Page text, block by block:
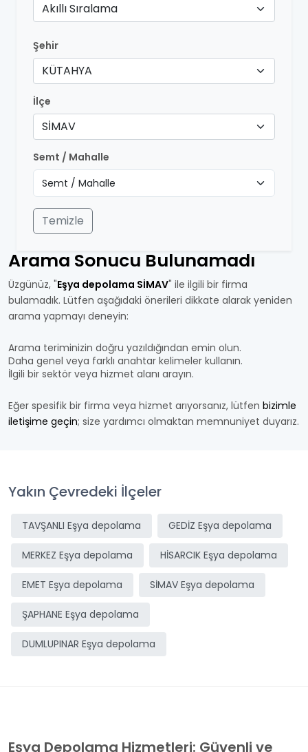
Akıllı Sıralama
Şehir
KÜTAHYA
İlçe
SİMAV
Semt / Mahalle
Temizle
Arama Sonucu Bulunamadı
Üzgünüz, "Eşya depolama SİMAV" ile ilgili bir firma
bulamadık. Lütfen aşağıdaki önerileri dikkate alarak yeniden
arama yapmayı deneyin:
Arama teriminizin doğru yazıldığından emin olun.
Daha genel veya farklı anahtar kelimeler kullanın.
İlgili bir sektör veya hizmet alanı arayın.
Eğer spesifik bir firma veya hizmet arıyorsanız, lütfen bizimle
iletişime geçin; size yardımcı olmaktan memnuniyet duyarız.
Yakın Çevredeki İlçeler
TAVŞANLI Eşya depolama GEDİZ Eşya depolama
MERKEZ Eşya depolama HİSARCIK Eşya depolama
EMET Eşya depolama SİMAV Eşya depolama
ŞAPHANE Eşya depolama
DUMLUPINAR Eşya depolama
Eşya Depolama Hizmetleri: Güvenli ve